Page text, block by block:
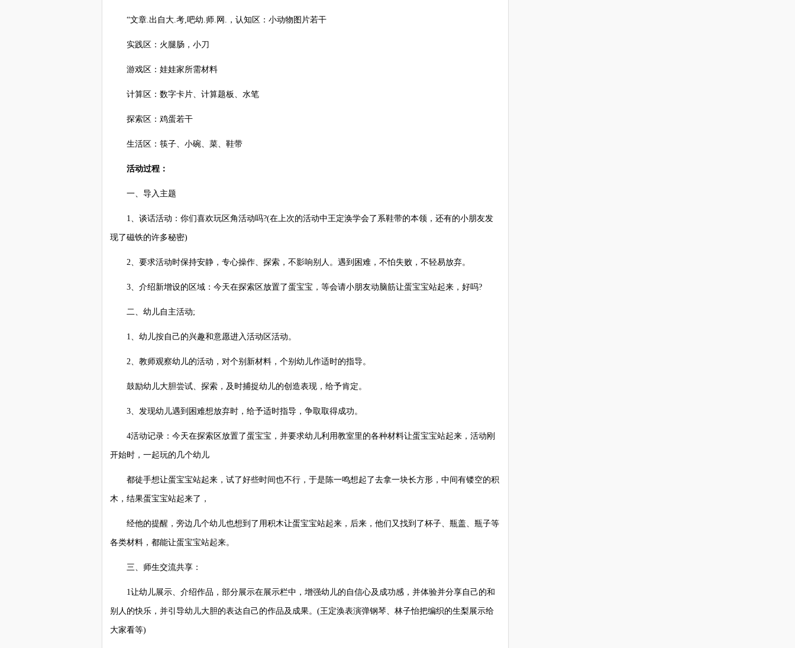
“文章.出自大.考,吧幼.师.网.，认知区：小动物图片若干
实践区：火腿肠，小刀
游戏区：娃娃家所需材料
计算区：数字卡片、计算题板、水笔
探索区：鸡蛋若干
生活区：筷子、小碗、菜、鞋带
活动过程：
一、导入主题
1、谈话活动：你们喜欢玩区角活动吗?(在上次的活动中王定涣学会了系鞋带的本领，还有的小朋友发
现了磁铁的许多秘密)
2、要求活动时保持安静，专心操作、探索，不影响别人。遇到困难，不怕失败，不轻易放弃。
3、介绍新增设的区域：今天在探索区放置了蛋宝宝，等会请小朋友动脑筋让蛋宝宝站起来，好吗?
二、幼儿自主活动;
1、幼儿按自己的兴趣和意愿进入活动区活动。
2、教师观察幼儿的活动，对个别新材料，个别幼儿作适时的指导。
鼓励幼儿大胆尝试、探索，及时捕捉幼儿的创造表现，给予肯定。
3、发现幼儿遇到困难想放弃时，给予适时指导，争取取得成功。
4活动记录：今天在探索区放置了蛋宝宝，并要求幼儿利用教室里的各种材料让蛋宝宝站起来，活动刚
开始时，一起玩的几个幼儿
都徒手想让蛋宝宝站起来，试了好些时间也不行，于是陈一鸣想起了去拿一块长方形，中间有镂空的积
木，结果蛋宝宝站起来了，
经他的提醒，旁边几个幼儿也想到了用积木让蛋宝宝站起来，后来，他们又找到了杯子、瓶盖、瓶子等
各类材料，都能让蛋宝宝站起来。
三、师生交流共享：
1让幼儿展示、介绍作品，部分展示在展示栏中，增强幼儿的自信心及成功感，并体验并分享自己的和
别人的快乐，并引导幼儿大胆的表达自己的作品及成果。(王定涣表演弹钢琴、林子怡把编织的生梨展示给
大家看等)